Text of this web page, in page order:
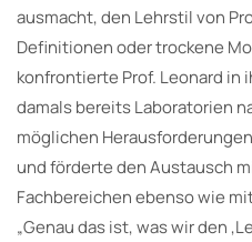
ausmacht, den Lehrstil von
Definitionen oder trockene
konfrontierte Prof. Leonard in
damals bereits Laboratorien
möglichen
und förderte den Austausch
Fachbereichen ebenso wie
„Genau das ist, was wir den